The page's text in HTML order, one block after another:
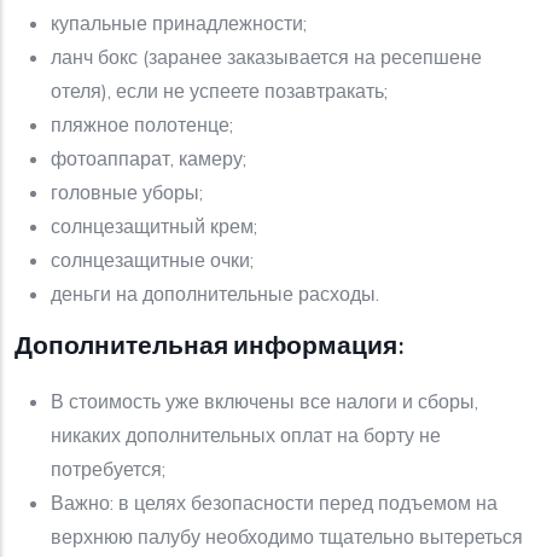
купальные принадлежности;
ланч бокс (заранее заказывается на ресепшене
отеля), если не успеете позавтракать;
пляжное полотенце;
фотоаппарат, камеру;
головные уборы;
солнцезащитный крем;
солнцезащитные очки;
деньги на дополнительные расходы.
Дополнительная информация:
В стоимость уже включены все налоги и сборы,
никаких дополнительных оплат на борту не
потребуется;
Важно: в целях безопасности перед подъемом на
верхнюю палубу необходимо тщательно вытереться